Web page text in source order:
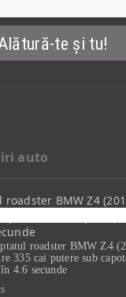
auto
roadster BMW Z4
335 cai putere sub
4.6 secunde